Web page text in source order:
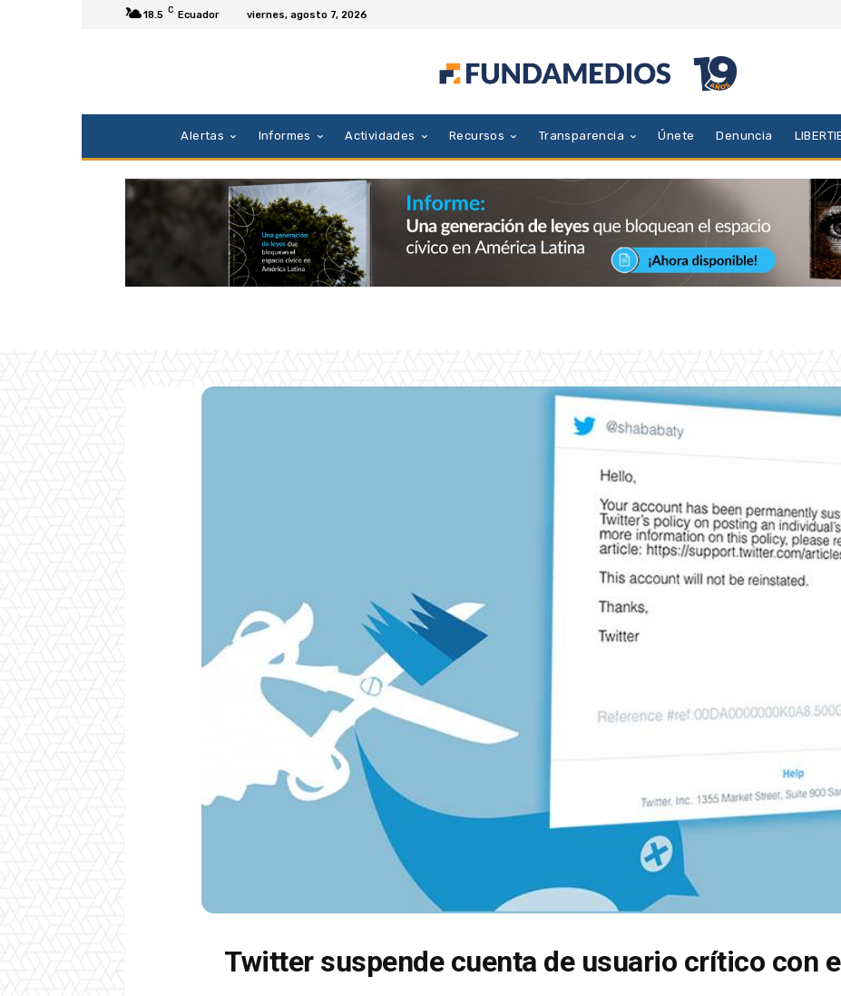
18.5 C Ecuador viernes, agosto 7, 2026
Alertas Informes Actividades Recursos Transparencia Únete Denuncia
Twitter suspende cuenta de usuario crítico con